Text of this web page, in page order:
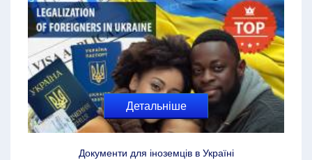
Детальніше
Документи для іноземців в Україні